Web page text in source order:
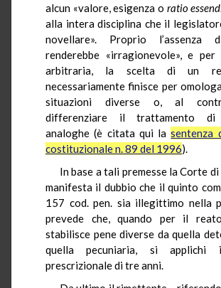
alcun «valore, esigenza o ratio
alla intera disciplina che il
novellare». Proprio l’assenza
renderebbe «irragionevole», e
arbitraria, la scelta di un
necessariamente finisce per
situazioni diverse o, al
differenziare il trattamento di
analoghe (è citata qui lasentenza
costituzionale n. 89 del 1996).
In base a tali premesse la Corte
manifesta il dubbio che il quinto
157 cod. pen. sia illegittimo nella
prevede che, quando per il
stabilisce pene diverse da quella
quella pecuniaria, si applichi
prescrizionale di tre anni.